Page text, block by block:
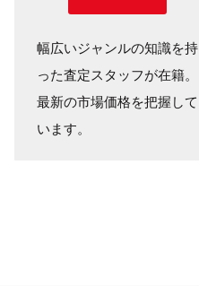
幅広いジャンルの知識を持
った査定スタッフが在籍。
最新の市場価格を把握して
います。